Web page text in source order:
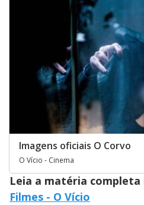
Imagens oficiais O Corvo
O Vício - Cinema
Leia a matéria completa
Filmes - O Vício